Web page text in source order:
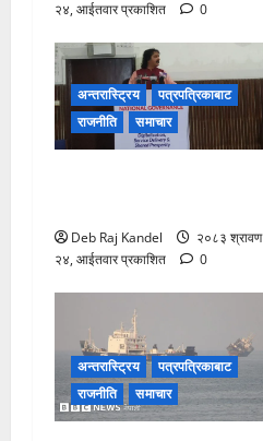
२४, आईतवार प्रकाशित 0
अन्तरास्ट्रिय
पत्रपत्रिकाबाट
राजनीति
समाचार
Deb Raj Kandel
२०८३ श्रावण
२४, आईतवार प्रकाशित
0
अन्तरास्ट्रिय
पत्रपत्रिकाबाट
राजनीति
समाचार